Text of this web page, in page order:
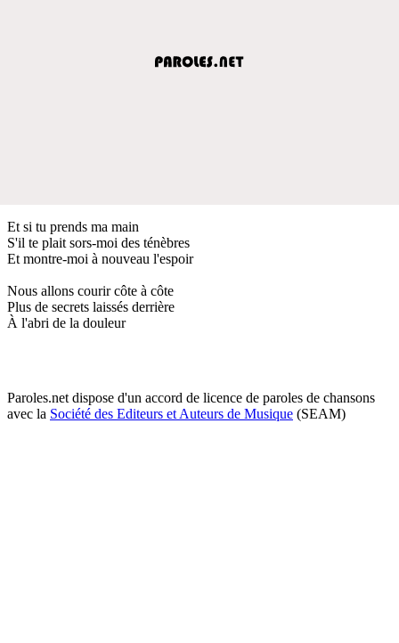
Et si tu prends ma main
S'il te plait sors-moi des ténèbres
Et montre-moi à nouveau l'espoir
Nous allons courir côte à côte
Plus de secrets laissés derrière
À l'abri de la douleur
Paroles.net dispose d'un accord de licence de paroles de chansons
avec la Société des Editeurs et Auteurs de Musique (SEAM)